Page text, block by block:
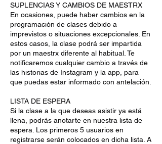
SUPLENCIAS Y CAMBIOS DE MAESTRX
En ocasiones, puede haber cambios en la
programación de clases debido a
imprevistos o situaciones excepcionales. En
estos casos, la clase podrá ser impartida
por un maestrx diferente al habitual. Te
notificaremos cualquier cambio a través de
las historias de Instagram y la app, para
que puedas estar informado con antelación.
LISTA DE ESPERA
Si la clase a la que deseas asistir ya está
llena, podrás anotarte en nuestra lista de
espera. Los primeros 5 usuarios en
registrarse serán colocados en dicha lista. A